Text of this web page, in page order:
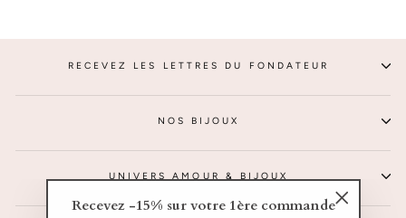
Recevez -15% sur votre 1ère commande
RECEVEZ LES LETTRES DU FONDATEUR
NOS BIJOUX
UNIVERS AMOUR & BIJOUX